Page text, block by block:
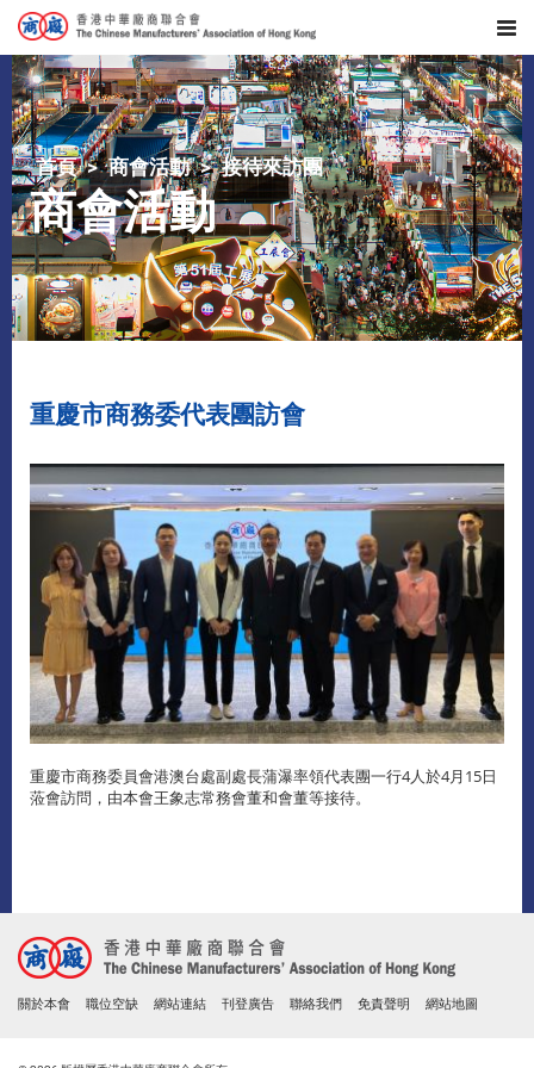
首頁 商會活動 接待來訪團
商會活動
重慶市商務委代表團訪會
重慶市商務委員會港澳台處副處長蒲瀑率領代表團一行4人於4月15日
蒞會訪問，由本會王象志常務會董和會董等接待。
關於本會 職位空缺 網站連結 刊登廣告 聯絡我們 免責聲明 網站地圖